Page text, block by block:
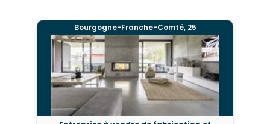
Bourgogne-Franche-Comté, 25